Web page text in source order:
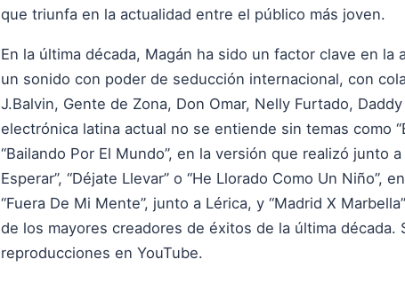
que triunfa en la actualidad entre el público más joven.
En la última década, Magán ha sido un factor clave en
un sonido con poder de seducción internacional, con
J.Balvin, Gente de Zona, Don Omar, Nelly Furtado,
electrónica latina actual no se entiende sin temas como
“Bailando Por El Mundo”, en la versión que realizó junto
Esperar”, “Déjate Llevar” o “He Llorado Como Un
“Fuera De Mi Mente”, junto a Lérica, y “Madrid X
de los mayores creadores de éxitos de la última
reproducciones en YouTube.